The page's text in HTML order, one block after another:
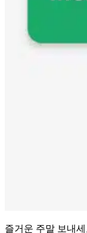
즐거운 주말 보내세